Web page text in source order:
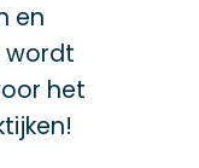
en
wordt
het